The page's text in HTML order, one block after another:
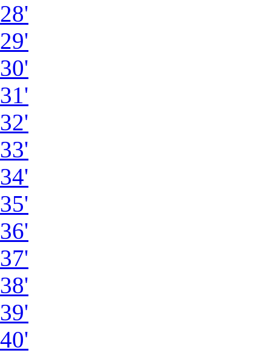
28'
29'
30'
31'
32'
33'
34'
35'
36'
37'
38'
39'
40'